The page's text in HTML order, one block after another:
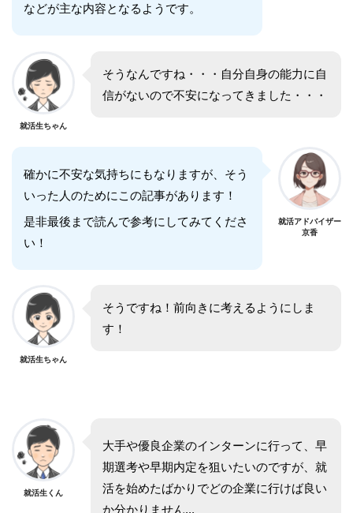
などが主な内容となるようです。
就活生ちゃん
そうなんですね・・・自分自身の能力に自
信がないので不安になってきました・・・
確かに不安な気持ちにもなりますが、そう
いった人のためにこの記事があります！
是非最後まで読んで参考にしてみてくださ
い！
就活アドバイザー
京香
就活生ちゃん
そうですね！前向きに考えるようにしま
す！
就活生くん
大手や優良企業のインターンに行って、早
期選考や早期内定を狙いたいのですが、就
活を始めたばかりでどの企業に行けば良い
か分かりません...